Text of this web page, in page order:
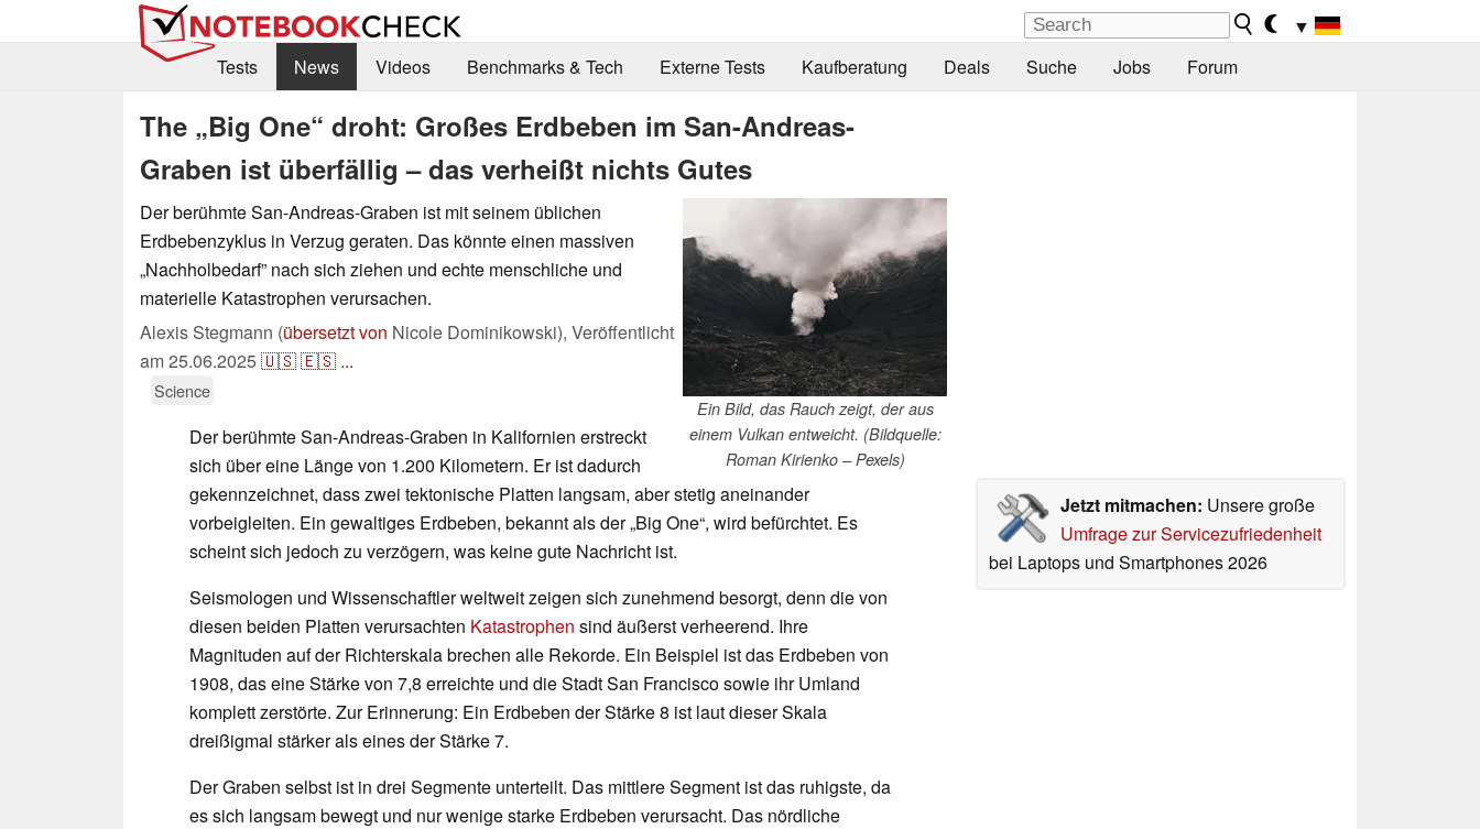
▼
Tests
News Videos Benchmarks & Tech Externe Tests Kaufberatung Deals Suche Jobs Forum
The „Big One“ droht: Großes Erdbeben im San-Andreas-
Graben ist überfällig – das verheißt nichts Gutes
Ein Bild, das Rauch zeigt, der aus
einem Vulkan entweicht. (Bildquelle:
Roman Kirienko – Pexels)
Der berühmte San-Andreas-Graben ist mit seinem üblichen
Erdbebenzyklus in Verzug geraten. Das könnte einen massiven
„Nachholbedarf” nach sich ziehen und echte menschliche und
materielle Katastrophen verursachen.
Alexis Stegmann (übersetzt von Nicole Dominikowski), Veröffentlicht
am25.06.2025🇺🇸🇪🇸 ...
Science
Jetzt mitmachen: Unsere große
Umfrage zur Servicezufriedenheit
bei Laptops und Smartphones 2026
Der berühmte San-Andreas-Graben in Kalifornien erstreckt
sich über eine Länge von 1.200 Kilometern. Er ist dadurch
gekennzeichnet, dass zwei tektonische Platten langsam, aber stetig aneinander
vorbeigleiten. Ein gewaltiges Erdbeben, bekannt als der „Big One“, wird befürchtet. Es
scheint sich jedoch zu verzögern, was keine gute Nachricht ist.
Seismologen und Wissenschaftler weltweit zeigen sich zunehmend besorgt, denn die von
diesen beiden Platten verursachten Katastrophen sind äußerst verheerend. Ihre
Magnituden auf der Richterskala brechen alle Rekorde. Ein Beispiel ist das Erdbeben von
1908, das eine Stärke von 7,8 erreichte und die Stadt San Francisco sowie ihr Umland
komplett zerstörte. Zur Erinnerung: Ein Erdbeben der Stärke 8 ist laut dieser Skala
dreißigmal stärker als eines der Stärke 7.
Der Graben selbst ist in drei Segmente unterteilt. Das mittlere Segment ist das ruhigste, da
es sich langsam bewegt und nur wenige starke Erdbeben verursacht. Das nördliche